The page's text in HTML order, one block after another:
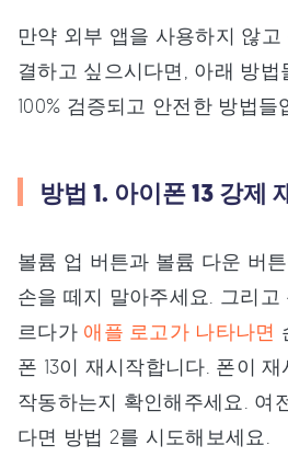
만약 외부 앱을 사용하지 않
결하고 싶으시다면, 아래 방법
100% 검증되고 안전한 방법들
방법 1. 아이폰 13 강제
볼륨 업 버튼과 볼륨 다운 버
손을 떼지 말아주세요. 그리
르다가 애플 로고가 나타나면
폰 13이 재시작합니다. 폰이
작동하는지 확인해주세요. 여
다면 방법 2를 시도해보세요.